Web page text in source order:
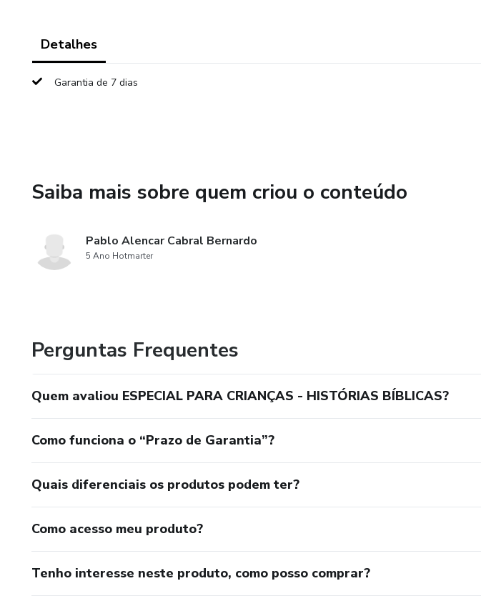
Detalhes
Garantia de 7 dias
Saiba mais sobre quem criou o conteúdo
Pablo Alencar Cabral Bernardo
5 Ano Hotmarter
Perguntas Frequentes
Quem avaliou ESPECIAL PARA CRIANÇAS - HISTÓRIAS BÍBLICAS?
Como funciona o “Prazo de Garantia”?
Quais diferenciais os produtos podem ter?
Como acesso meu produto?
Tenho interesse neste produto, como posso comprar?